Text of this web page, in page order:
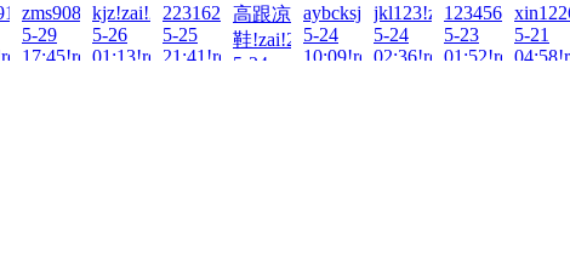
zms908769129!zai!2026-
5-29
17:45!read!
kjz!zai!2026-
5-26
01:13!read!
2231624305!zai!2026-
5-25
21:41!read!
高跟凉
鞋!zai!2026-
5-24
aybcksj!zai!2026-
5-24
10:09!read!
jkl123!zai!2026-
5-24
02:36!read!
5-23
01:52!read!
5-21